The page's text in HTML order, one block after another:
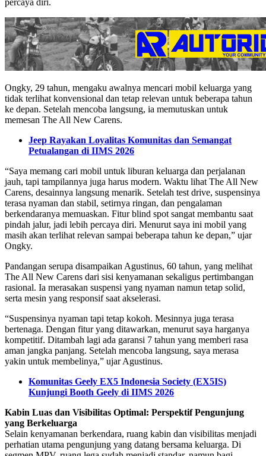
percaya diri.
Ongky, 29 tahun, mengaku awalnya mencari mobil keluarga yang
tidak terlihat konvensional dan tetap relevan untuk beberapa tahun
ke depan. Setelah mencoba langsung, ia memutuskan untuk
memesan The All New Carens.
Jeep Rayakan Loyalitas Komunitas dan Semangat
Petualangan di IIMS 2026
“Saya memang cari mobil untuk liburan keluarga dan perjalanan
jauh, tapi tampilannya juga harus modern. Waktu lihat The All New
Carens, desainnya langsung menarik. Setelah test drive, suspensinya
terasa nyaman dan stabil, setirnya ringan, dan pengalaman
berkendaranya memuaskan. Fitur blind spot sangat membantu saat
pindah jalur, jadi lebih percaya diri. Menurut saya ini mobil yang
masih akan terlihat relevan sampai beberapa tahun ke depan,” ujar
Ongky.
Pandangan serupa disampaikan Agustinus, 60 tahun, yang melihat
The All New Carens dari sisi kenyamanan sekaligus pertimbangan
rasional. Ia merasakan suspensi yang nyaman namun tetap solid,
serta mesin yang responsif saat akselerasi.
“Suspensinya nyaman tapi tetap kokoh. Mesinnya juga terasa
bertenaga. Dengan fitur yang ditawarkan, menurut saya harganya
kompetitif. Ditambah lagi ada garansi 7 tahun yang memberi rasa
aman jangka panjang. Setelah mencoba langsung, saya merasa
yakin untuk membelinya,” ujar Agustinus.
Komunitas Geely EX5 Indonesia Society (EX5IS)
Kunjungi Booth Geely di IIMS 2026
Kabin Luas dan Visibilitas Optimal: Perspektif Pengunjung
yang Berkeluarga
Selain kenyamanan berkendara, ruang kabin dan visibilitas menjadi
perhatian utama pengunjung yang datang bersama keluarga. Di